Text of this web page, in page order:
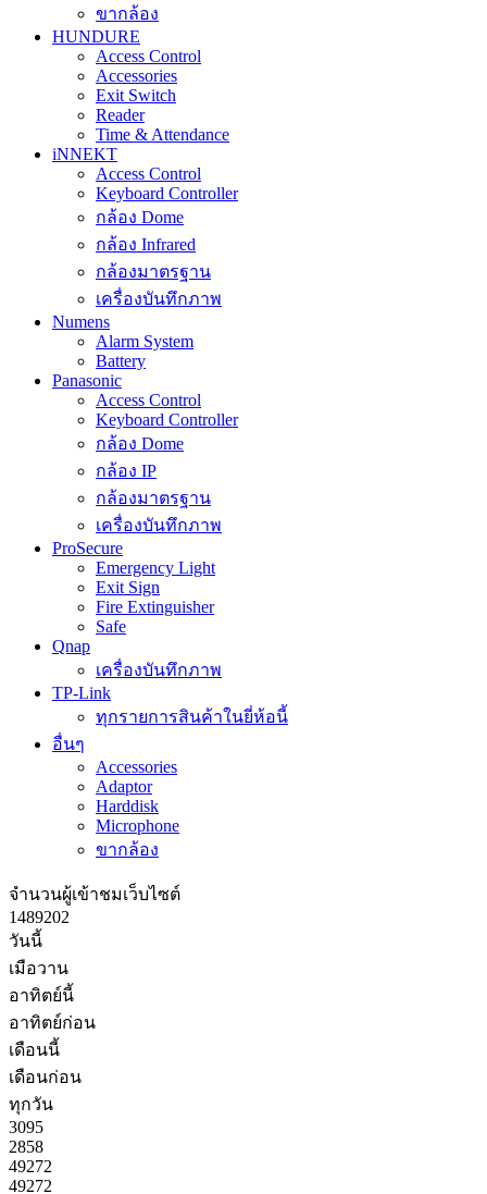
ขากล้อง
HUNDURE
Access Control
Accessories
Exit Switch
Reader
Time & Attendance
iNNEKT
Access Control
Keyboard Controller
กล้อง Dome
กล้อง Infrared
กล้องมาตรฐาน
เครื่องบันทึกภาพ
Numens
Alarm System
Battery
Panasonic
Access Control
Keyboard Controller
กล้อง Dome
กล้อง IP
กล้องมาตรฐาน
เครื่องบันทึกภาพ
ProSecure
Emergency Light
Exit Sign
Fire Extinguisher
Safe
Qnap
เครื่องบันทึกภาพ
TP-Link
ทุกรายการสินค้าในยี่ห้อนี้
อื่นๆ
Accessories
Adaptor
Harddisk
Microphone
ขากล้อง
จำนวนผู้เข้าชมเว็บไซต์
1489202
วันนี้
เมือวาน
อาทิตย์นี้
อาทิตย์ก่อน
เดือนนี้
เดือนก่อน
ทุกวัน
3095
2858
49272
49272